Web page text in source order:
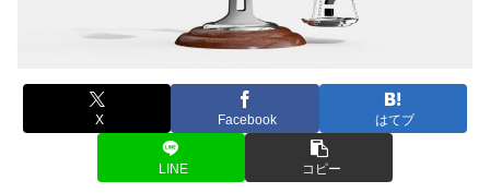
X Facebook はてブ
LINE コピー